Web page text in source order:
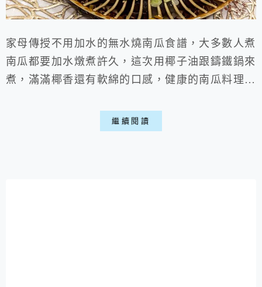
家母傳授不用加水的無水燒南瓜食譜，大多數人煮
南瓜都要加水燉煮許久，這次用椰子油跟鑄鐵鍋來
煮，滿滿椰香還有軟綿的口感，健康的南瓜料理就
繼續閱讀